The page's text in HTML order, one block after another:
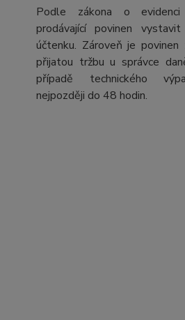
Podle zákona o
prodávající povinen vystavit
účtenku. Zároveň je povinen
přijatou tržbu u správce
případě technického
nejpozději do 48 hodin.